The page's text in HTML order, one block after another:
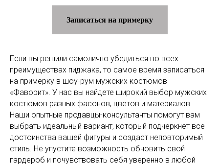
Записаться на примерку
Если вы решили самолично убедиться во всех
преимуществах пиджака, то самое время записаться
на примерку в шоу-рум мужских костюмов
«Фаворит». У нас вы найдете широкий выбор мужских
костюмов разных фасонов, цветов и материалов.
Наши опытные продавцы-консультанты помогут вам
выбрать идеальный вариант, который подчеркнет все
достоинства вашей фигуры и создаст неповторимый
стиль. Не упустите возможность обновить свой
гардероб и почувствовать себя уверенно в любой